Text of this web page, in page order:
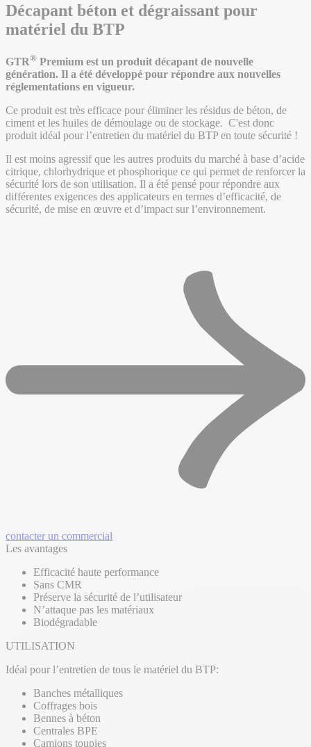
Décapant béton et dégraissant pour
matériel du BTP
GTR® Premium est un produit décapant de nouvelle
génération. Il a été développé pour répondre aux nouvelles
réglementations en vigueur.
Ce produit est très efficace pour éliminer les résidus de béton, de
ciment et les huiles de démoulage ou de stockage. C'est donc
produit idéal pour l’entretien du matériel du BTP en toute sécurité !
Il est moins agressif que les autres produits du marché à base d’acide
citrique, chlorhydrique et phosphorique ce qui permet de renforcer la
sécurité lors de son utilisation. Il a été pensé pour répondre aux
différentes exigences des applicateurs en termes d’efficacité, de
sécurité, de mise en œuvre et d’impact sur l’environnement.
contacter un commercial
Les avantages
Efficacité haute performance
Sans CMR
Préserve la sécurité de l’utilisateur
N’attaque pas les matériaux
Biodégradable
UTILISATION
Idéal pour l’entretien de tous le matériel du BTP:
Banches métalliques
Coffrages bois
Bennes à béton
Centrales BPE
Camions toupies